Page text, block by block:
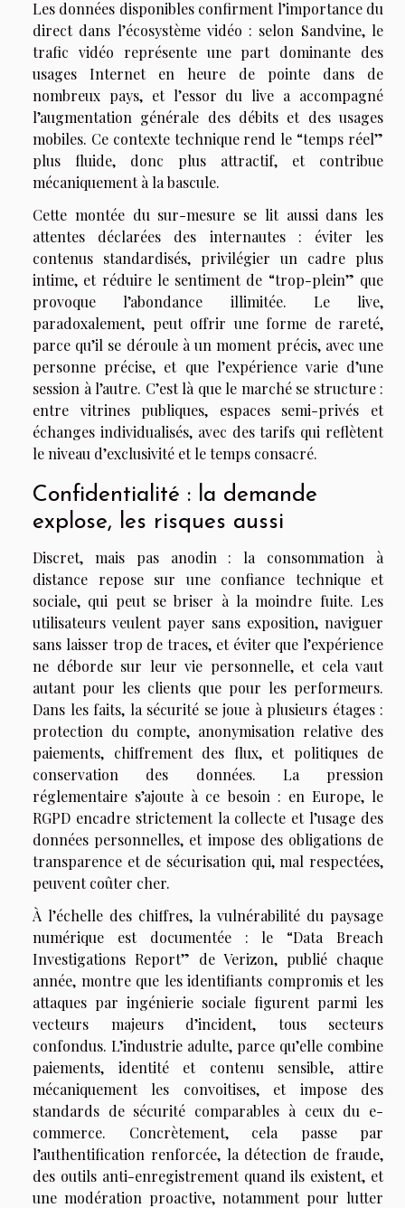
Les données disponibles confirment l’importance du
direct dans l’écosystème vidéo : selon Sandvine, le
trafic vidéo représente une part dominante des
usages Internet en heure de pointe dans de
nombreux pays, et l’essor du live a accompagné
l’augmentation générale des débits et des usages
mobiles. Ce contexte technique rend le “temps réel”
plus fluide, donc plus attractif, et contribue
mécaniquement à la bascule.
Cette montée du sur-mesure se lit aussi dans les
attentes déclarées des internautes : éviter les
contenus standardisés, privilégier un cadre plus
intime, et réduire le sentiment de “trop-plein” que
provoque l’abondance illimitée. Le live,
paradoxalement, peut offrir une forme de rareté,
parce qu’il se déroule à un moment précis, avec une
personne précise, et que l’expérience varie d’une
session à l’autre. C’est là que le marché se structure :
entre vitrines publiques, espaces semi-privés et
échanges individualisés, avec des tarifs qui reflètent
le niveau d’exclusivité et le temps consacré.
Confidentialité : la demande
explose, les risques aussi
Discret, mais pas anodin : la consommation à
distance repose sur une confiance technique et
sociale, qui peut se briser à la moindre fuite. Les
utilisateurs veulent payer sans exposition, naviguer
sans laisser trop de traces, et éviter que l’expérience
ne déborde sur leur vie personnelle, et cela vaut
autant pour les clients que pour les performeurs.
Dans les faits, la sécurité se joue à plusieurs étages :
protection du compte, anonymisation relative des
paiements, chiffrement des flux, et politiques de
conservation des données. La pression
réglementaire s’ajoute à ce besoin : en Europe, le
RGPD encadre strictement la collecte et l’usage des
données personnelles, et impose des obligations de
transparence et de sécurisation qui, mal respectées,
peuvent coûter cher.
À l’échelle des chiffres, la vulnérabilité du paysage
numérique est documentée : le “Data Breach
Investigations Report” de Verizon, publié chaque
année, montre que les identifiants compromis et les
attaques par ingénierie sociale figurent parmi les
vecteurs majeurs d’incident, tous secteurs
confondus. L’industrie adulte, parce qu’elle combine
paiements, identité et contenu sensible, attire
mécaniquement les convoitises, et impose des
standards de sécurité comparables à ceux du e-
commerce. Concrètement, cela passe par
l’authentification renforcée, la détection de fraude,
des outils anti-enregistrement quand ils existent, et
une modération proactive, notamment pour lutter